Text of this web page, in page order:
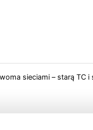
sieciami – starą TC i